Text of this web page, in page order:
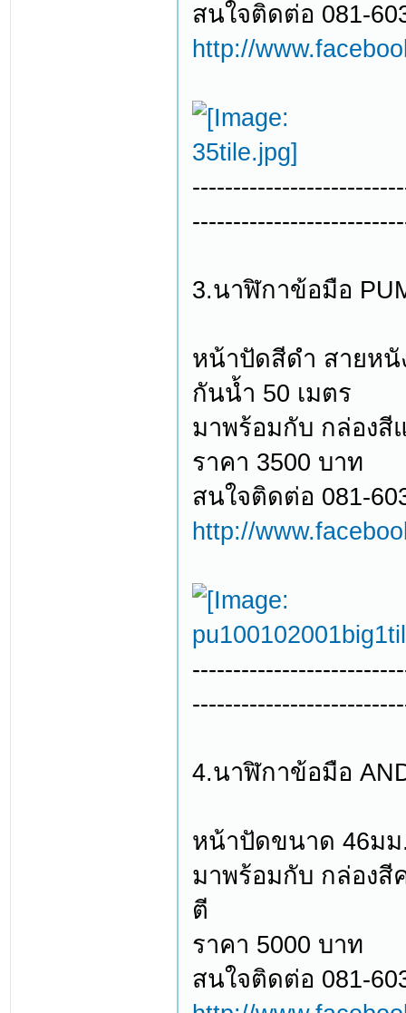
สนใจติดต่อ 081-
http://
3.นาฬิกาข้อมือ
หน้าปัดสีดำ สายหนั
กันน้ำ 50 เมตร
มาพร้อมกับ กล่องสี
ราคา 3500 บาท
สนใจติดต่อ 081-
http://
4.นาฬิกาข้อมือ
หน้าปัดขนาด 46มม.
มาพร้อมกับ กล่องสี
ตี
ราคา 5000 บาท
สนใจติดต่อ 081-